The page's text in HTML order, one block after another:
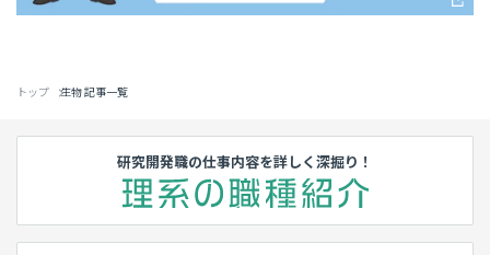
トップ 生物 記事一覧
研究開発職の仕事内容を詳しく深掘り！